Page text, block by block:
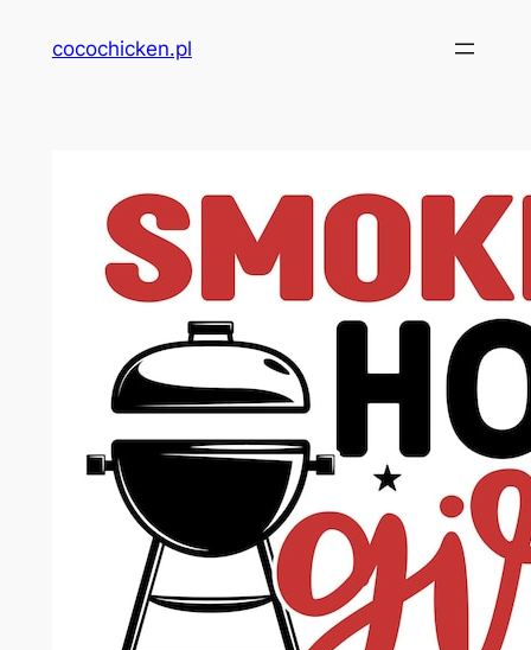
cocochicken.pl